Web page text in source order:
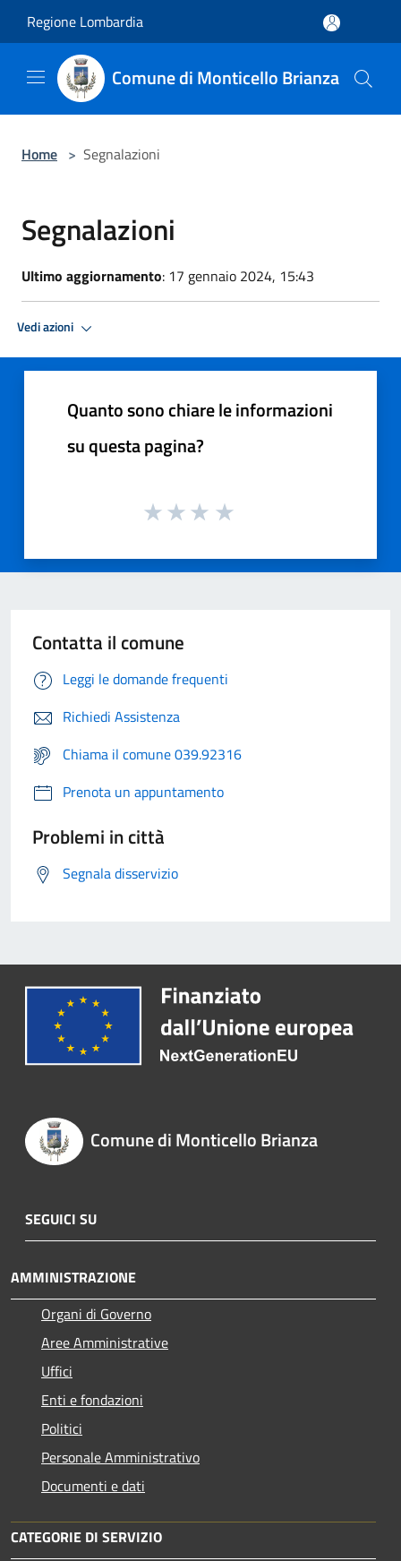
Regione Lombardia
Comune di Monticello Brianza
Home > Segnalazioni
Segnalazioni
Ultimo aggiornamento: 17 gennaio 2024, 15:43
Vedi azioni
Quanto sono chiare le informazioni
su questa pagina?
Contatta il comune
Leggi le domande frequenti
Richiedi Assistenza
Chiama il comune 039.92316
Prenota un appuntamento
Problemi in città
Segnala disservizio
Comune di Monticello Brianza
SEGUICI SU
AMMINISTRAZIONE
Organi di Governo
Aree Amministrative
Uffici
Enti e fondazioni
Politici
Personale Amministrativo
Documenti e dati
CATEGORIE DI SERVIZIO